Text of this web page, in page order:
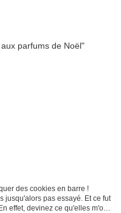
des cookies en barre !
jusqu'alors pas essayé. Et ce fut
effet, devinez ce qu'elles m'ont